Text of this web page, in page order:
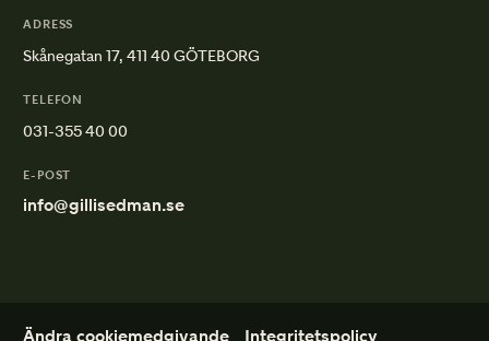
ADRESS
Skånegatan 17, 411 40 GÖTEBORG
TELEFON
031-355 40 00
E-POST
info@gillisedman.se
Ändra cookiemedgivande Integritetspolicy